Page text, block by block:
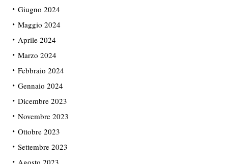
Giugno 2024
Maggio 2024
Aprile 2024
Marzo 2024
Febbraio 2024
Gennaio 2024
Dicembre 2023
Novembre 2023
Ottobre 2023
Settembre 2023